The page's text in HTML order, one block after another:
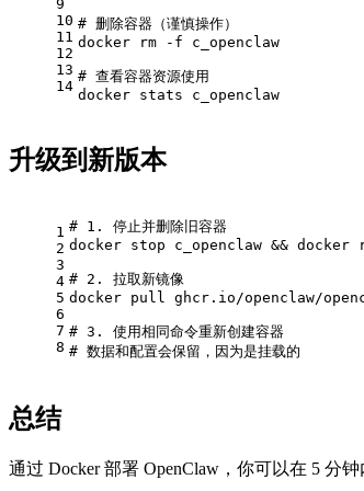
9
10
11
12
13
14
# 删除容器（谨慎操作）
docker rm -f c_openclaw
# 查看容器资源使用
docker stats c_openclaw
升级到新版本
1
2
3
4
5
6
7
8
# 1. 停止并删除旧容器
docker stop c_openclaw && docker
# 2. 拉取新镜像
docker pull ghcr.io/openclaw/
# 3. 使用相同命令重新创建容器
# 数据和配置会保留，因为是挂载的
总结
通过 Docker 部署 OpenClaw，你可以在 5 分